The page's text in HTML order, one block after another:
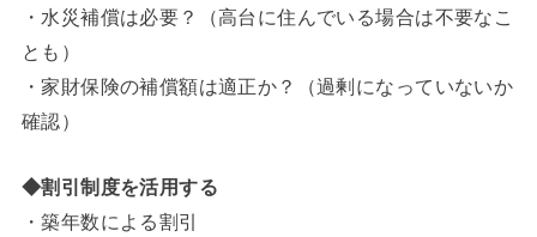
・水災補償は必要？（高台に住んでいる場合は不要なこ
とも）
・家財保険の補償額は適正か？（過剰になっていないか
確認）
◆割引制度を活用する
・築年数による割引